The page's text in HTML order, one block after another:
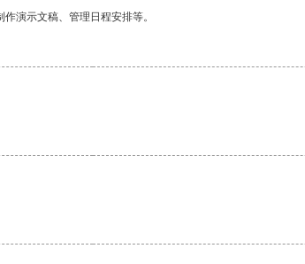
演示文稿、管理日程安排等。